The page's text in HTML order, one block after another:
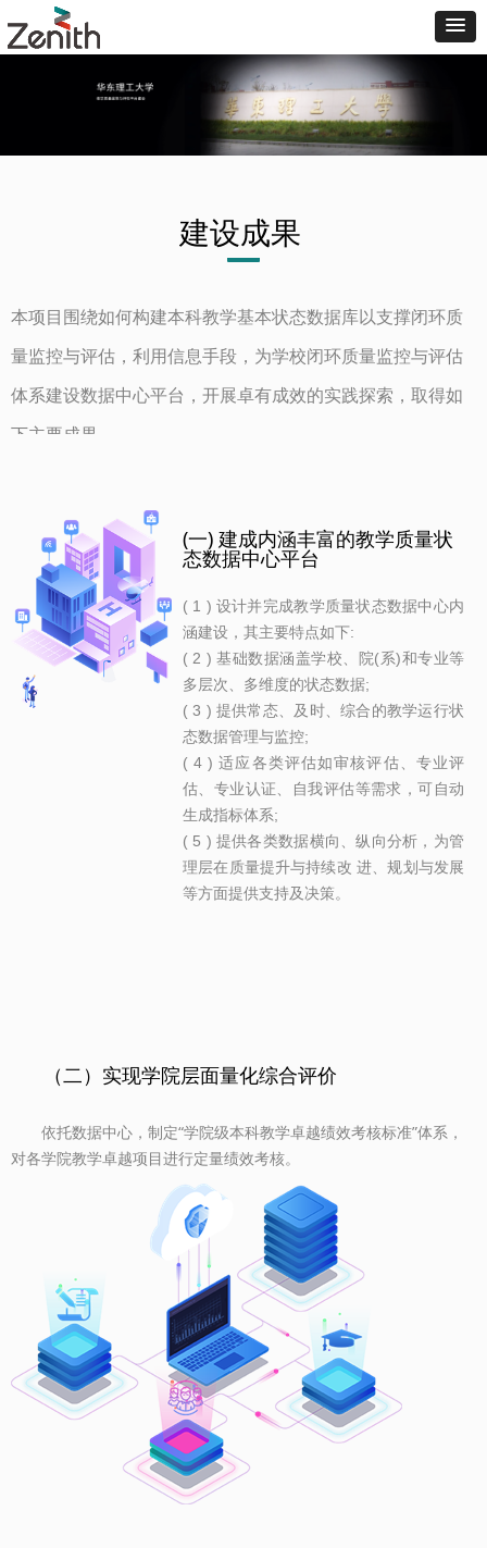
本项目围绕如何构建本科教学基本状态数据库以支撑闭环质
量监控与评估，利用信息手段，为学校闭环质量监控与评估
体系建设数据中心平台，开展卓有成效的实践探索，取得如
下主要成果。
建设成果
(一) 建成内涵丰富的教学质量状
态数据中心平台
( 1 ) 设计并完成教学质量状态数据中心内
涵建设，其主要特点如下:
( 2 ) 基础数据涵盖学校、院(系)和专业等
多层次、多维度的状态数据;
( 3 ) 提供常态、及时、综合的教学运行状
态数据管理与监控;
( 4 ) 适应各类评估如审核评估、专业评
估、专业认证、自我评估等需求，可自动
生成指标体系;
( 5 ) 提供各类数据横向、纵向分析，为管
理层在质量提升与持续改 进、规划与发展
等方面提供支持及决策。
依托数据中心，制定“学院级本科教学卓越绩效考核标准”体系，
对各学院教学卓越项目进行定量绩效考核。
（二）实现学院层面量化综合评价